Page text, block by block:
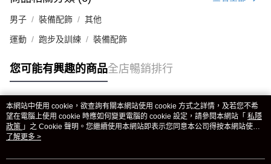
男子 裝備配飾 其他
運動 跑步及訓練 裝備配飾
您可能有興趣的商品全店暢銷排行
熱門標籤
熱銷排行
本網站中使用 cookie，欲查詢有關本網站使用 cookie 方式之詳情，及若您不希
望在電腦上使用 cookie 時應如何變更電腦的 cookie 設定，請參閱本網站「 私隱
政策 」之 Cookie 聲明。您繼續使用本網站即表示您同意本公司得按本網站使用
條款之 Cookie 聲明使用 cookie。
了解更多 >